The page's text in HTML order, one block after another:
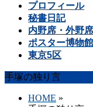
プロフィール
秘書日記
内野席・外野席
ポスター博物館
東京5区
手塚の独り言
HOME »